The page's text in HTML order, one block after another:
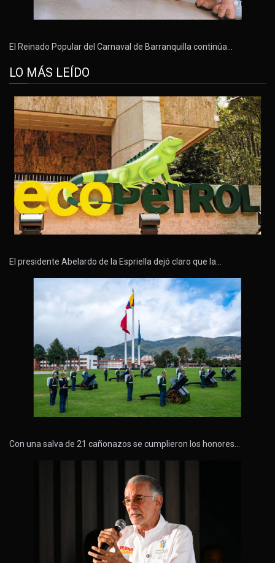
El Reinado Popular del Carnaval de Barranquilla continúa…
LO MÁS LEÍDO
El presidente Abelardo de la Espriella dejó claro que la…
Con una salva de 21 cañonazos se cumplieron los honores…